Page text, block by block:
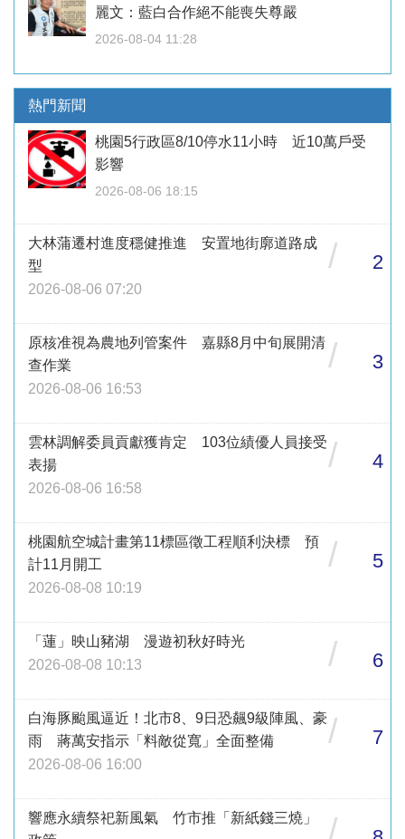
麗文：藍白合作絕不能喪失尊嚴
2026-08-04 11:28
熱門新聞
桃園5行政區8/10停水11小時 近10萬戶受
影響
2026-08-06 18:15
大林蒲遷村進度穩健推進 安置地街廓道路成
型
2026-08-06 07:20
/ 2
原核准視為農地列管案件 嘉縣8月中旬展開清
查作業
2026-08-06 16:53
/ 3
雲林調解委員貢獻獲肯定 103位績優人員接受
表揚
2026-08-06 16:58
/ 4
桃園航空城計畫第11標區徵工程順利決標 預
計11月開工
2026-08-08 10:19
/ 5
「蓮」映山豬湖 漫遊初秋好時光
2026-08-08 10:13
/ 6
白海豚颱風逼近！北市8、9日恐飆9級陣風、豪
雨 蔣萬安指示「料敵從寬」全面整備
2026-08-06 16:00
/ 7
響應永續祭祀新風氣 竹市推「新紙錢三燒」
/